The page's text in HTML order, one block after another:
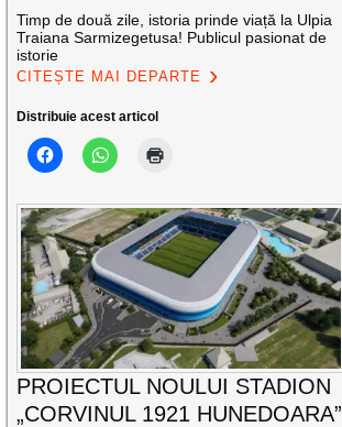
Timp de două zile, istoria prinde viață la Ulpia
Traiana Sarmizegetusa! Publicul pasionat de
istorie
CITEȘTE MAI DEPARTE
Distribuie acest articol
PROIECTUL NOULUI STADION
„CORVINUL 1921 HUNEDOARA”